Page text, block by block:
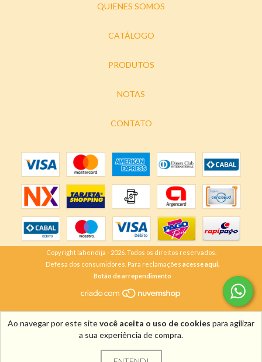
Ao navegar por este sitevocê aceita o uso de cookies para agilizar
a sua experiência de compra.
QUIENES SOMOS
CATÁLOGO
PRODUTOS
NOTAS
CONTATO
Copyright lahendija - 2026. Todos os direitos reservados.
Defesa dos consumidores. Para reclamações acesse aqui.
Botão de arrependimento